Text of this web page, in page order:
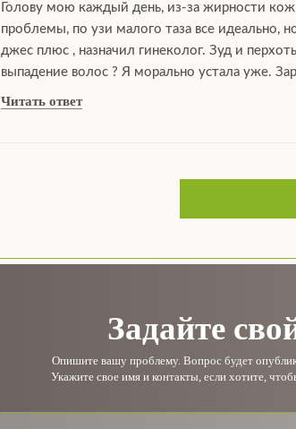
Голову мою каждый день, из-за жирности
проблемы, по узи малого таза все идеально,
джес плюс , назначил гинеколог. Зуд и
выпадение волос ? Я морально устала уже.
Читать ответ
Задайте
Опишите вашу проблему. Вопрос будет
Укажите свое имя и контакты, если хотите,